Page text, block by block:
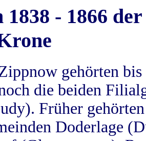
1838 - 1866
gehörten
die beiden
Früher
Doderlage